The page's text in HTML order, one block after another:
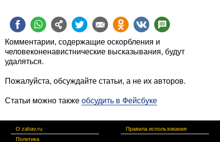
Комментарии, содержащие оскорбления и
человеконенавистнические высказывания, будут
удаляться.
Пожалуйста, обсуждайте статьи, а не их авторов.
Статьи можно также обсудить в Фейсбуке
О zahav.ru
Правила использования
Политика